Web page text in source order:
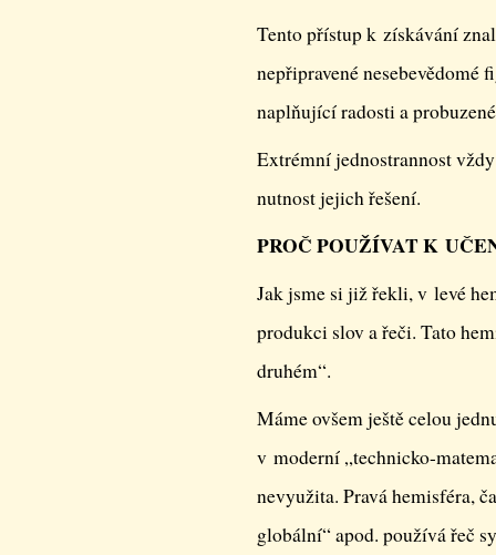
Tento přístup k získávání
nepřipravené nesebevědomé
naplňující radosti a
Extrémní jednostrannost
nutnost jejich řešení.
PROČ POUŽÍVAT K
Jak jsme si již řekli, v levé
produkci slov a řeči. Tato
druhém“.
Máme ovšem ještě celou
v moderní „technicko-
nevyužita. Pravá hemisféra,
globální“ apod. používá řeč